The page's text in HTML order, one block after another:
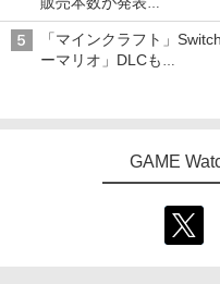
￥
トロ
￥
5
スク
【
ヤレ
トレ
レッ
便送
「ぽこポケ」は127万本に
「マインクラフト」
ーマリオ」DLCも
GAME